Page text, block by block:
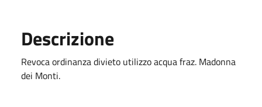
Descrizione
Revoca ordinanza divieto utilizzo acqua fraz. Madonna
dei Monti.